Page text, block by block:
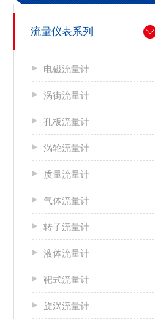
流量仪表系列
电磁流量计
涡街流量计
孔板流量计
涡轮流量计
质量流量计
气体流量计
转子流量计
液体流量计
靶式流量计
旋涡流量计